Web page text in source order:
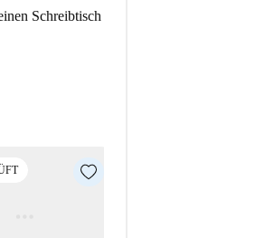
Erkunden Sie
und Bars, die
Schreibtisch